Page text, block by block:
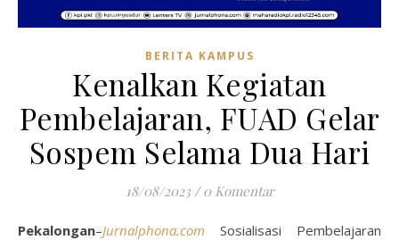
BERITA KAMPUS
Kenalkan Kegiatan
Pembelajaran, FUAD Gelar
Sospem Selama Dua Hari
18/08/2023 / 0 Komentar
Pekalongan–Jurnalphona.com Sosialisasi Pembelajaran